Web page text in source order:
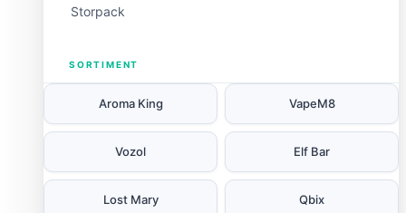
Storpack
SORTIMENT
Aroma King VapeM8
Vozol Elf Bar
Lost Mary Qbix